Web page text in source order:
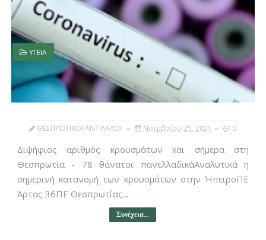
ΥΓΕΙΑ
ΘΕΣΠΡΩΤΙΚΟΙ ΑΝΤΙΛΑΛΟΙ Νοεμβρίου 25, 2021 0
Διψήφιος αριθμός κρουσμάτων και σήμερα στη
Θεσπρωτία - 78 θάνατοι πανελλαδικάΑναλυτικά η
σημερινή κατανομή των κρουσμάτων στην ΉπειροΠΕ
Άρτας 36ΠΕ Θεσπρωτίας...
Συνέχεια...